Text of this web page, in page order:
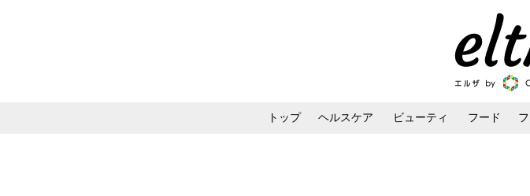
トップ ヘルスケア ビューティ フード